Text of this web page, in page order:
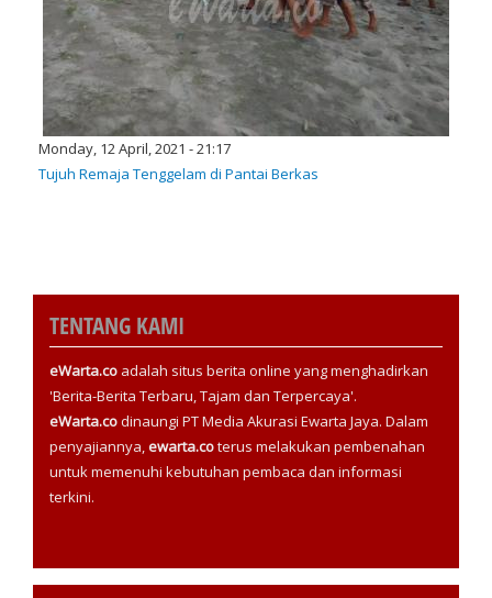
Monday, 12 April, 2021 - 21:17
Tujuh Remaja Tenggelam di Pantai Berkas
TENTANG KAMI
eWarta.co adalah situs berita online yang menghadirkan
'Berita-Berita Terbaru, Tajam dan Terpercaya'.
eWarta.codinaungi PT Media Akurasi Ewarta Jaya. Dalam
penyajiannya,ewarta.coterus melakukan pembenahan
untuk memenuhi kebutuhan pembaca dan informasi
terkini.